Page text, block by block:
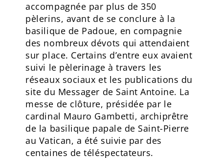
accompagnée par plus de 350
pèlerins, avant de se conclure à la
basilique de Padoue, en compagnie
des nombreux dévots qui attendaient
sur place. Certains d’entre eux avaient
suivi le pèlerinage à travers les
réseaux sociaux et les publications du
site du Messager de Saint Antoine. La
messe de clôture, présidée par le
cardinal Mauro Gambetti, archiprêtre
de la basilique papale de Saint-Pierre
au Vatican, a été suivie par des
centaines de téléspectateurs.